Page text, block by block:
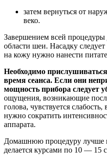
затем вернуться от
веко.
Завершением всей
области шеи. Насадку
на кожу нужно нанести
Необходимо
время сеанса. Если они
мощность прибора следует
ощущения, возникающие
голова, чувствуется
нужно сократить
аппарата.
Домашнюю процедуру лучше
делается курсами по 10 — 15